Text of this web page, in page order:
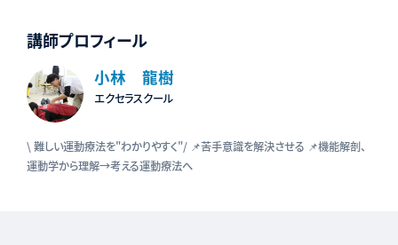
講師プロフィール
小林 龍樹
エクセラスクール
\ 難しい運動療法を"わかりやすく"/ 📌苦手意識を解決させる 📌機能解剖、
運動学から理解→考える運動療法へ